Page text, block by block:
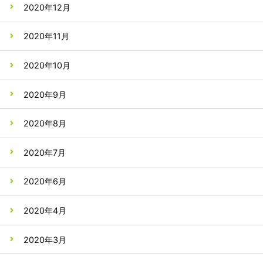
2020年12月
2020年11月
2020年10月
2020年9月
2020年8月
2020年7月
2020年6月
2020年4月
2020年3月